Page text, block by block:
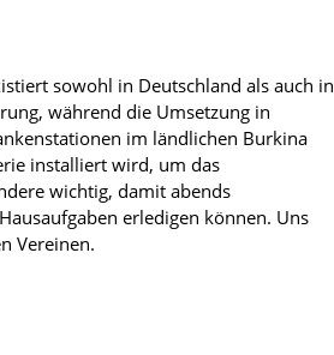
sowohl in Deutschland als auch in
während die Umsetzung in
im ländlichen Burkina
installiert wird, um das
wichtig, damit abends
erledigen können. Uns
Vereinen.